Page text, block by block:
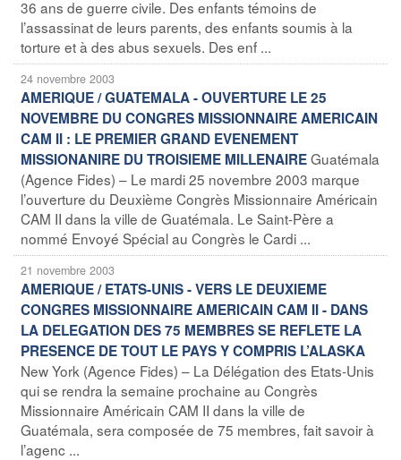
36 ans de guerre civile. Des enfants témoins de
l’assassinat de leurs parents, des enfants soumis à la
torture et à des abus sexuels. Des enf ...
24 novembre 2003
AMERIQUE / GUATEMALA - OUVERTURE LE 25
NOVEMBRE DU CONGRES MISSIONNAIRE AMERICAIN
CAM II : LE PREMIER GRAND EVENEMENT
MISSIONANIRE DU TROISIEME MILLENAIREGuatémala
(Agence Fides) – Le mardi 25 novembre 2003 marque
l’ouverture du Deuxième Congrès Missionnaire Américain
CAM II dans la ville de Guatémala. Le Saint-Père a
nommé Envoyé Spécial au Congrès le Cardi ...
21 novembre 2003
AMERIQUE / ETATS-UNIS - VERS LE DEUXIEME
CONGRES MISSIONNAIRE AMERICAIN CAM II - DANS
LA DELEGATION DES 75 MEMBRES SE REFLETE LA
PRESENCE DE TOUT LE PAYS Y COMPRIS L’ALASKA
New York (Agence Fides) – La Délégation des Etats-Unis
qui se rendra la semaine prochaine au Congrès
Missionnaire Américain CAM II dans la ville de
Guatémala, sera composée de 75 membres, fait savoir à
l’agenc ...